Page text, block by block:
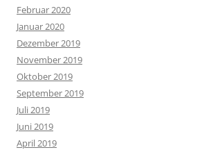
Februar 2020
Januar 2020
Dezember 2019
November 2019
Oktober 2019
September 2019
Juli 2019
Juni 2019
April 2019